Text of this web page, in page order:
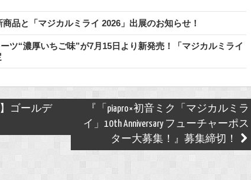
品と「マジカルミライ 2026」出展のお知らせ！
ツ“濃厚いちご味”が7月15日より新発売！「マジカルミライ
ゴールデ
『「piapro×初音ミク「マジカルミラ
イ」10th Anniversary フューチャーポス
ター大募集！』募集締切！